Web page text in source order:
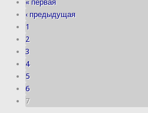
« первая
‹ предыдущая
1
2
3
4
5
6
7